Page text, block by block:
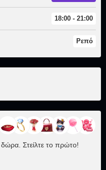
18:00 - 21:00
Ρεπό
δώρα. Στείλτε το πρώτο!